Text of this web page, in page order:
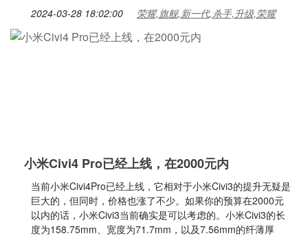
2024-03-28 18:02:00 荣耀,旗舰,新一代,杀手,升级,荣耀
小米Civi4 Pro已经上线，在2000元内
当前小米Civi4Pro已经上线，它相对于小米Civi3的提升无疑是
巨大的，但同时，价格也涨了不少。如果你的预算在2000元
以内的话，小米Civi3当前确实是可以考虑的。小米Civi3的长
度为158.75mm、宽度为71.7mm，以及7.56mm的纤薄厚